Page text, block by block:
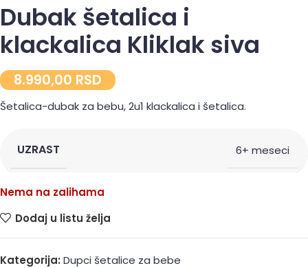
Dubak šetalica i
klackalica Kliklak siva
8.990,00 RSD
Šetalica-dubak za bebu, 2u1 klackalica i šetalica.
UZRAST 6+ meseci
Nema na zalihama
Dodaj u listu želja
Kategorija: Dupci šetalice za bebe